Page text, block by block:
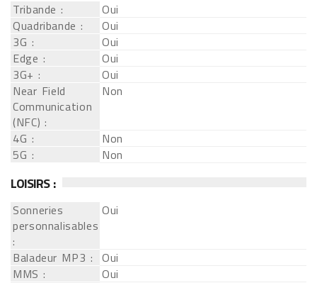
Tribande :
Oui
Quadribande :
Oui
3G :
Oui
Edge :
Oui
3G+ :
Oui
Near Field
Communication
(NFC) :
Non
4G :
Non
5G :
Non
LOISIRS :
Sonneries
personnalisables
:
Oui
Baladeur MP3 : Oui
MMS :
Oui